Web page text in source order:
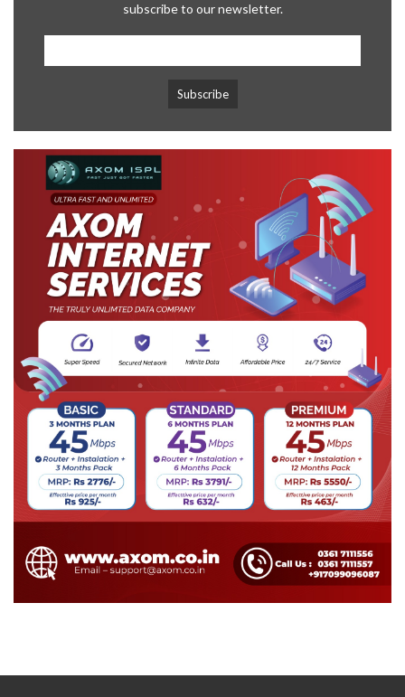
subscribe to our newsletter.